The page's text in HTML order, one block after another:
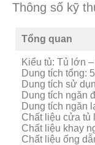
Thông số kỹ
Tổng quan
Kiểu tủ: Tủ lớn
Dung tích tổng:
Dung tích sử
Dung tích ngăn
Dung tích ngăn
Chất liệu cửa tủ
Chất liệu khay
Chất liệu ống